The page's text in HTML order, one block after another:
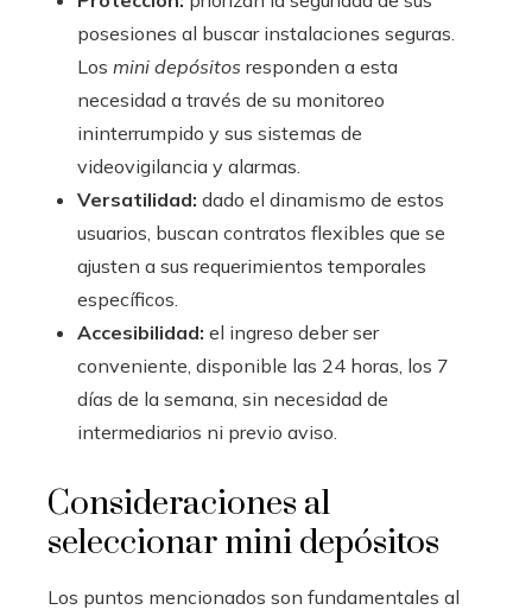
posesiones al buscar instalaciones seguras.
Los mini depósitos responden a esta
necesidad a través de su monitoreo
ininterrumpido y sus sistemas de
videovigilancia y alarmas.
Versatilidad: dado el dinamismo de estos
usuarios, buscan contratos flexibles que se
ajusten a sus requerimientos temporales
específicos.
Accesibilidad: el ingreso deber ser
conveniente, disponible las 24 horas, los 7
días de la semana, sin necesidad de
intermediarios ni previo aviso.
Consideraciones al
seleccionar mini depósitos
Los puntos mencionados son fundamentales al